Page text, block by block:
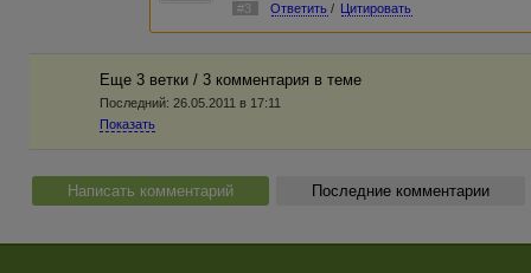
#3 Ответить / Цитировать
Еще 3 ветки / 3 комментария в темe
Последний: 26.05.2011 в 17:11
Показать
Написать комментарий Последние комментарии